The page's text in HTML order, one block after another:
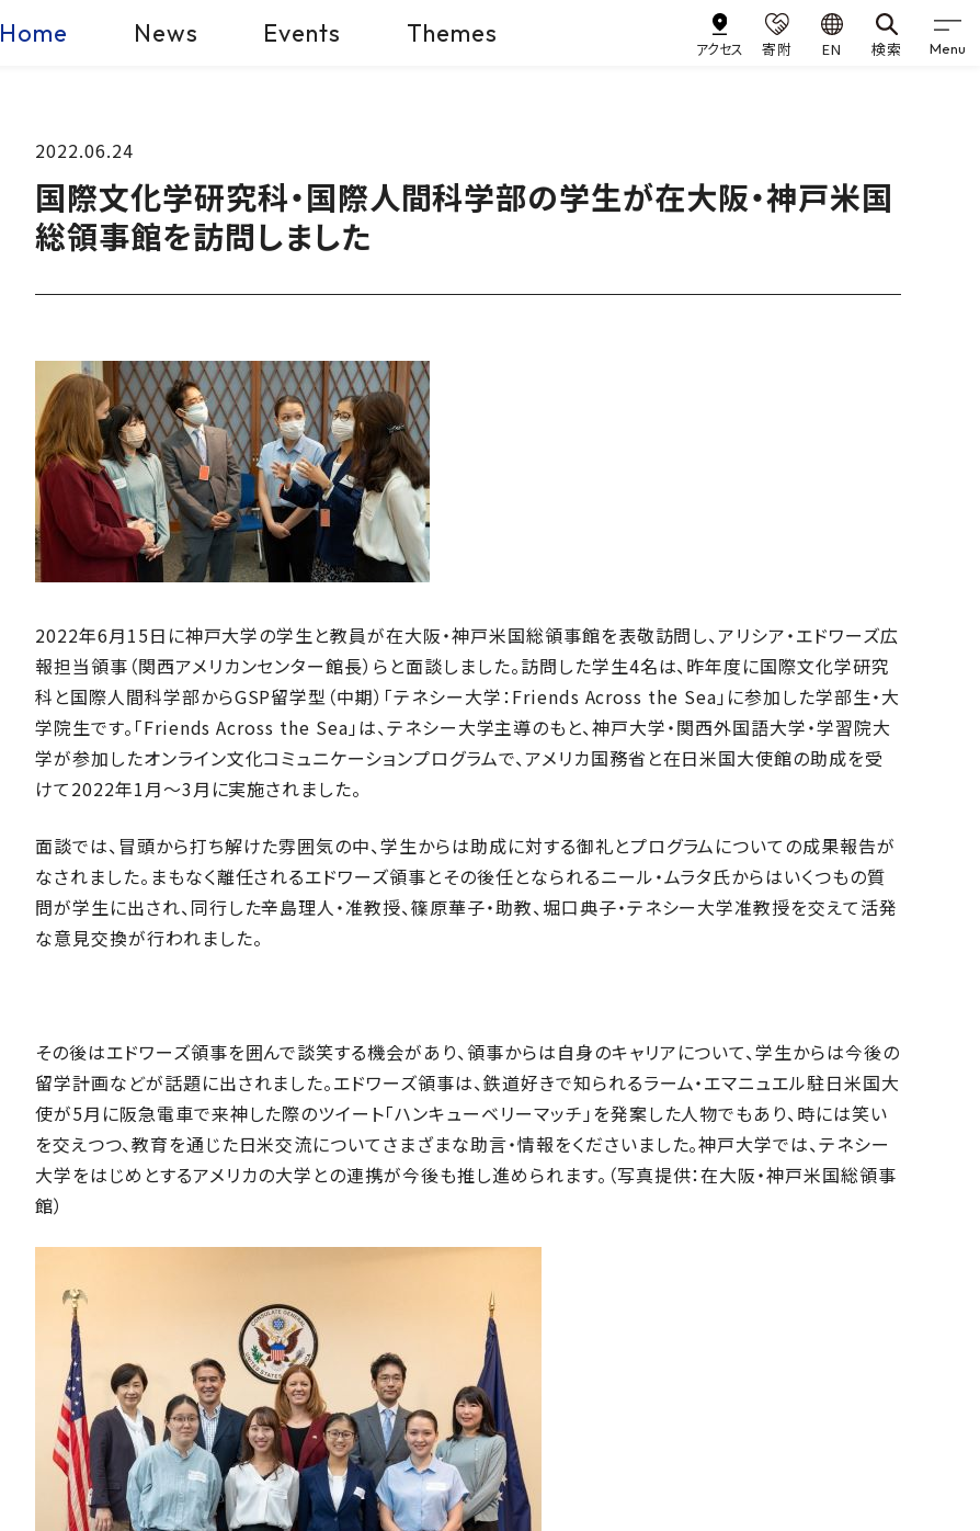
Home News Events Themes
アクセス 寄附 EN 検索 Menu
2022.06.24
国際文化学研究科・国際人間科学部の学生が在大阪・神戸米国
総領事館を訪問しました
2022年6月15日に神戸大学の学生と教員が在大阪・神戸米国総領事館を表敬訪問し、アリシア・エドワーズ広
報担当領事（関西アメリカンセンター館長）らと面談しました。訪問した学生4名は、昨年度に国際文化学研究
科と国際人間科学部からGSP留学型（中期）「テネシー大学：Friends Across the Sea」に参加した学部生・大
学院生です。「Friends Across the Sea」は、テネシー大学主導のもと、神戸大学・関西外国語大学・学習院大
学が参加したオンライン文化コミュニケーションプログラムで、アメリカ国務省と在日米国大使館の助成を受
けて2022年1月～3月に実施されました。
面談では、冒頭から打ち解けた雰囲気の中、学生からは助成に対する御礼とプログラムについての成果報告が
なされました。まもなく離任されるエドワーズ領事とその後任となられるニール・ムラタ氏からはいくつもの質
問が学生に出され、同行した辛島理人・准教授、篠原華子・助教、堀口典子・テネシー大学准教授を交えて活発
な意見交換が行われました。
その後はエドワーズ領事を囲んで談笑する機会があり、領事からは自身のキャリアについて、学生からは今後の
留学計画などが話題に出されました。エドワーズ領事は、鉄道好きで知られるラーム・エマニュエル駐日米国大
使が5月に阪急電車で来神した際のツイート「ハンキューベリーマッチ」を発案した人物でもあり、時には笑い
を交えつつ、教育を通じた日米交流についてさまざまな助言・情報をくださいました。神戸大学では、テネシー
大学をはじめとするアメリカの大学との連携が今後も推し進められます。（写真提供：在大阪・神戸米国総領事
館）